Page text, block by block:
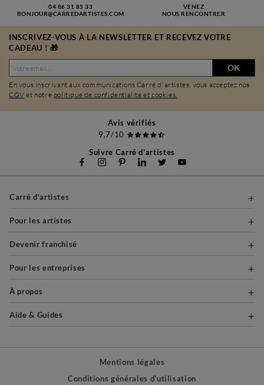
04 86 31 85 33
BONJOUR@CARREDARTISTES.COM
VENEZ
NOUS RENCONTRER
INSCRIVEZ-VOUS À LA NEWSLETTER ET RECEVEZ VOTRE
CADEAU ! 🎁
OK
En vous inscrivant aux communications Carré d'artistes, vous acceptez nos
CGV et notre politique de confidentialité et cookies.
Avis vérifiés
9,7/10
Suivre Carré d'artistes
Carré d'artistes
Pour les artistes
Devenir franchisé
Pour les entreprises
À propos
Aide & Guides
Mentions légales
Conditions générales d'utilisation